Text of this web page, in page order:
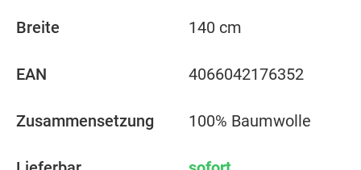
Breite 140 cm
EAN 4066042176352
Zusammensetzung 100% Baumwolle